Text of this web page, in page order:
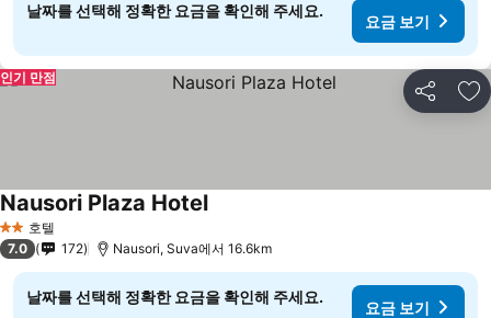
날짜를 선택해 정확한 요금을 확인해 주세요.
요금 보기
공유 즐
인기 만점
2 성급호텔
Nausori Plaza Hotel
7.0 172 Nausori, Suva에서 16.6km
날짜를 선택해 정확한 요금을 확인해 주세요.
요금 보기